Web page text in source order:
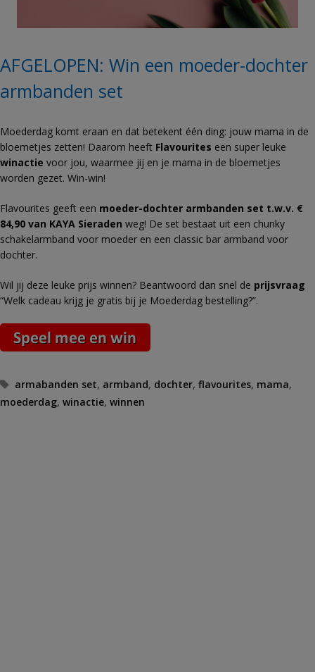
AFGELOPEN: Win een moeder-dochter
armbanden set
Moederdag komt eraan en dat betekent één ding: jouw mama in de
bloemetjes zetten! Daarom heeft Flavourites een super leuke
winactie voor jou, waarmee jij en je mama in de bloemetjes
worden gezet. Win-win!
Flavourites geeft een moeder-dochter armbanden set t.w.v. €
84,90 van KAYA Sieraden weg! De set bestaat uit een chunky
schakelarmband voor moeder en een classic bar armband voor
dochter.
Wil jij deze leuke prijs winnen? Beantwoord dan snel de prijsvraag
“Welk cadeau krijg je gratis bij je Moederdag bestelling?”.
Tags
armabanden set, armband, dochter,flavourites, mama,
moederdag, winactie, winnen